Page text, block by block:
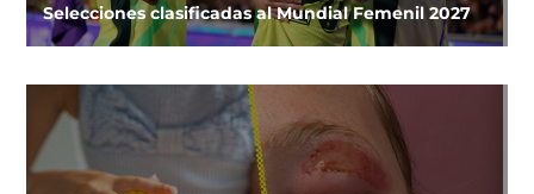
Selecciones clasificadas al Mundial Femenil 2027